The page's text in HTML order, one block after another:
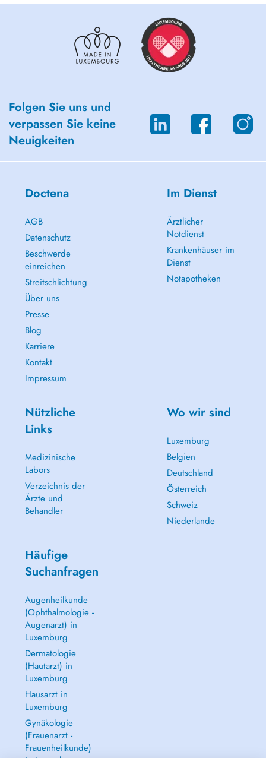
Folgen Sie uns und
verpassen Sie keine
Neuigkeiten
Doctena
AGB
Datenschutz
Beschwerde
einreichen
Streitschlichtung
Über uns
Presse
Blog
Karriere
Kontakt
Impressum
Im Dienst
Ärztlicher
Notdienst
Krankenhäuser im
Dienst
Notapotheken
Nützliche
Links
Medizinische
Labors
Verzeichnis der
Ärzte und
Behandler
Wo wir sind
Luxemburg
Belgien
Deutschland
Österreich
Schweiz
Niederlande
Häufige
Suchanfragen
Augenheilkunde
(Ophthalmologie -
Augenarzt) in
Luxemburg
Dermatologie
(Hautarzt) in
Luxemburg
Hausarzt in
Luxemburg
Gynäkologie
(Frauenarzt -
Frauenheilkunde)